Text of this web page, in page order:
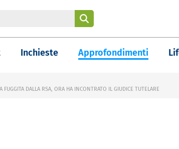
Inchieste Approfondimenti
FUGGITA DALLA RSA, ORA HA INCONTRATO IL GIUDICE TUTELARE